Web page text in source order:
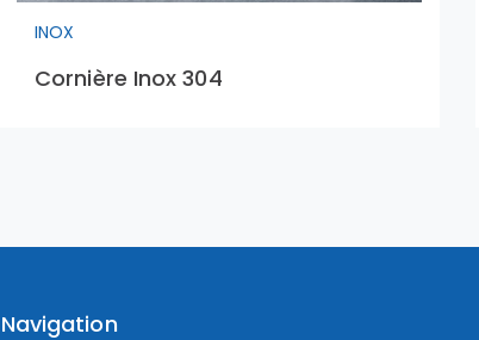
INOX
Cornière Inox 304
Navigation